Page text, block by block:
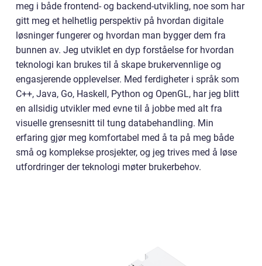
meg i både frontend- og backend-utvikling, noe som har
gitt meg et helhetlig perspektiv på hvordan digitale
løsninger fungerer og hvordan man bygger dem fra
bunnen av. Jeg utviklet en dyp forståelse for hvordan
teknologi kan brukes til å skape brukervennlige og
engasjerende opplevelser. Med ferdigheter i språk som
C++, Java, Go, Haskell, Python og OpenGL, har jeg blitt
en allsidig utvikler med evne til å jobbe med alt fra
visuelle grensesnitt til tung databehandling. Min
erfaring gjør meg komfortabel med å ta på meg både
små og komplekse prosjekter, og jeg trives med å løse
utfordringer der teknologi møter brukerbehov.